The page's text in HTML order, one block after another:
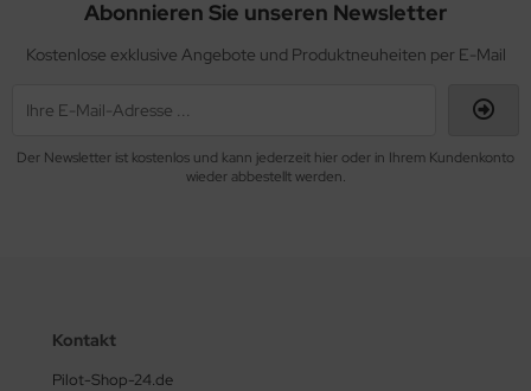
Abonnieren Sie unseren Newsletter
Kostenlose exklusive Angebote und Produktneuheiten per E-Mail
Der Newsletter ist kostenlos und kann jederzeit hier oder in Ihrem Kundenkonto
wieder abbestellt werden.
Kontakt
Pilot-Shop-24.de